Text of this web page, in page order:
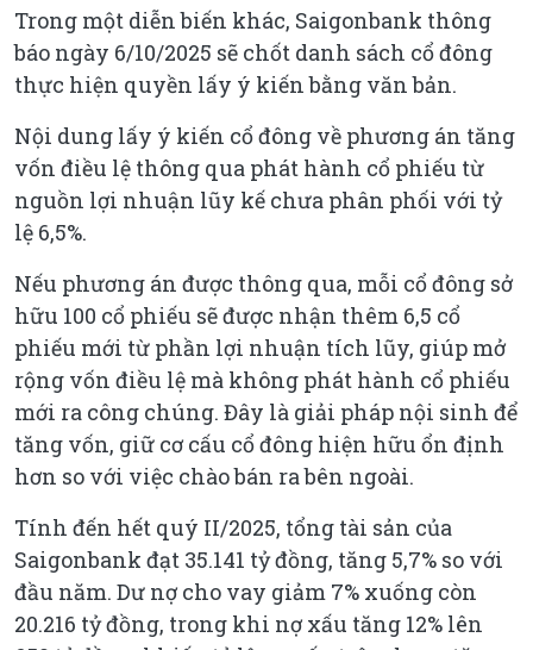
Trong một diễn biến khác, Saigonbank thông
báo ngày 6/10/2025 sẽ chốt danh sách cổ đông
thực hiện quyền lấy ý kiến bằng văn bản.
Nội dung lấy ý kiến cổ đông về phương án tăng
vốn điều lệ thông qua phát hành cổ phiếu từ
nguồn lợi nhuận lũy kế chưa phân phối với tỷ
lệ 6,5%.
Nếu phương án được thông qua, mỗi cổ đông sở
hữu 100 cổ phiếu sẽ được nhận thêm 6,5 cổ
phiếu mới từ phần lợi nhuận tích lũy, giúp mở
rộng vốn điều lệ mà không phát hành cổ phiếu
mới ra công chúng. Đây là giải pháp nội sinh để
tăng vốn, giữ cơ cấu cổ đông hiện hữu ổn định
hơn so với việc chào bán ra bên ngoài.
Tính đến hết quý II/2025, tổng tài sản của
Saigonbank đạt 35.141 tỷ đồng, tăng 5,7% so với
đầu năm. Dư nợ cho vay giảm 7% xuống còn
20.216 tỷ đồng, trong khi nợ xấu tăng 12% lên